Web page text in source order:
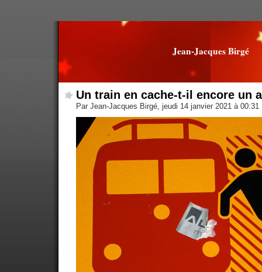
Jean-Jacques Birgé
Un train en cache-t-il encore un
Par Jean-Jacques Birgé, jeudi 14 janvier 2021 à 00:31